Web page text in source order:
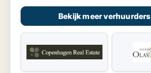
Bekijk meer verhuurders